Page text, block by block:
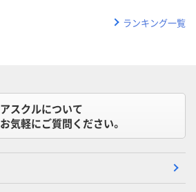
ランキング一覧
アスクルについて
お気軽にご質問ください。